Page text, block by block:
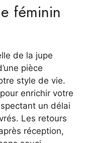
féminin
de la jupe
pièce
style de vie.
enrichir votre
un délai
Les retours
réception,